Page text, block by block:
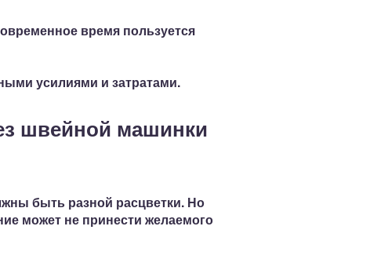
время пользуется
усилиями и затратами.
швейной машинки
быть разной расцветки. Но
может не принести желаемого